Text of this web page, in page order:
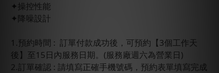
✦操控性能
✦降噪設計
1.預約時間 :  訂單付款成功後，可預約【3個工作天
後】至15日內服務日期。(服務廠週六為營業日)
2.訂單確認 : 請填寫正確手機號碼，預約表單填寫完成